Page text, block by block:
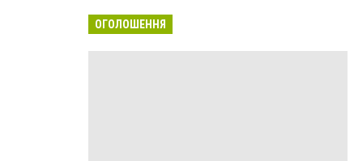
ОГОЛОШЕННЯ